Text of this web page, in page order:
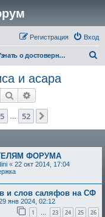
Вход
Регистрация
Узнать о достоверности хадиса и асара
и асара
Поиск
52
5 52
ФОРУМА
« 22 окт 2014, 17:04
и слов саляфов на СФ
янв 2024, 02:12
1 … 23 24 25 26